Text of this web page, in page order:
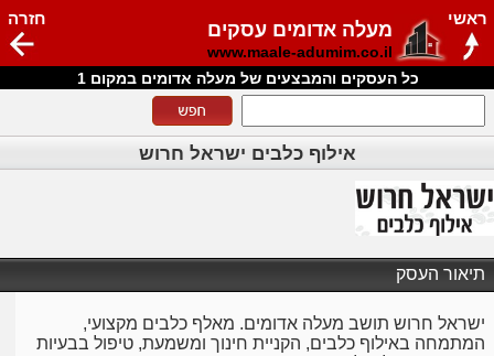
מעלה אדומים עסקים
www.maale-adumim.co.il
חזרה ראשי
כל העסקים והמבצעים של מעלה אדומים במקום 1
אילוף כלבים ישראל חרוש
תיאור העסק
ישראל חרוש תושב מעלה אדומים. מאלף כלבים מקצועי,
המתמחה באילוף כלבים, הקניית חינוך ומשמעת, טיפול בבעיות